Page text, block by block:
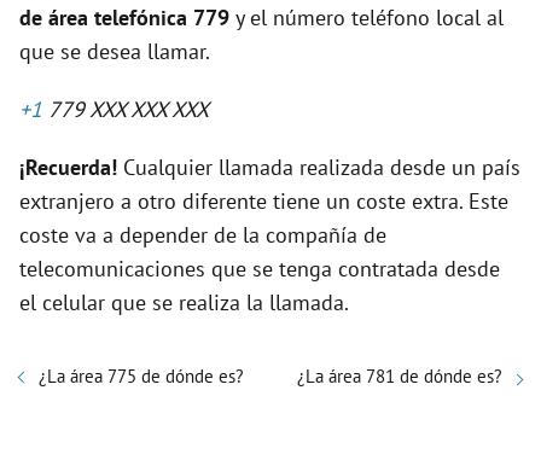
de área telefónica 779 y el número teléfono local al
que se desea llamar.
+1 779 XXX XXX XXX
¡Recuerda! Cualquier llamada realizada desde un país
extranjero a otro diferente tiene un coste extra. Este
coste va a depender de la compañía de
telecomunicaciones que se tenga contratada desde
el celular que se realiza la llamada.
¿La área 775 de dónde es? ¿La área 781 de dónde es?